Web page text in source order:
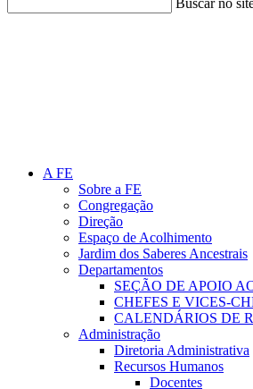
Buscar no
A FE
Sobre a FE
Congregação
Direção
Espaço de Acolhimento
Jardim dos Saberes Ancestrais
Departamentos
SEÇÃO DE APOIO
CHEFES E VICES-
CALENDÁRIOS DE
Administração
Diretoria Administrativa
Recursos Humanos
Docentes